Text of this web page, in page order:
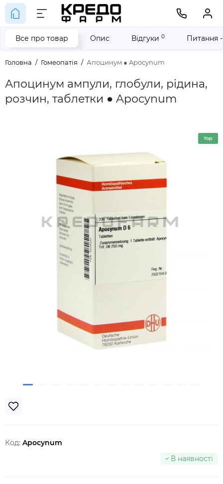
Головна Гомеопатія Апоцинум ● Apocynum
Апоцинум ампули, глобули, рідина,
розчин, таблетки ● Apocynum
Все про товар Опис Відгуки 0 Питання
Top
Код: Apocynum
В наявності